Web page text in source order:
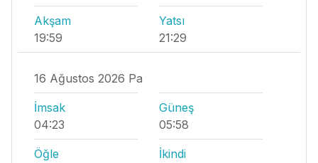
Akşam
19:59
Yatsı
21:29
16 Ağustos 2026 Pa
İmsak
04:23
Güneş
05:58
Öğle
İkindi